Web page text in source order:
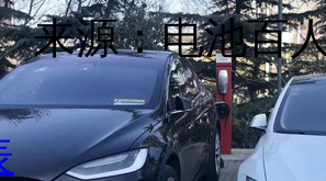
来源：电池百